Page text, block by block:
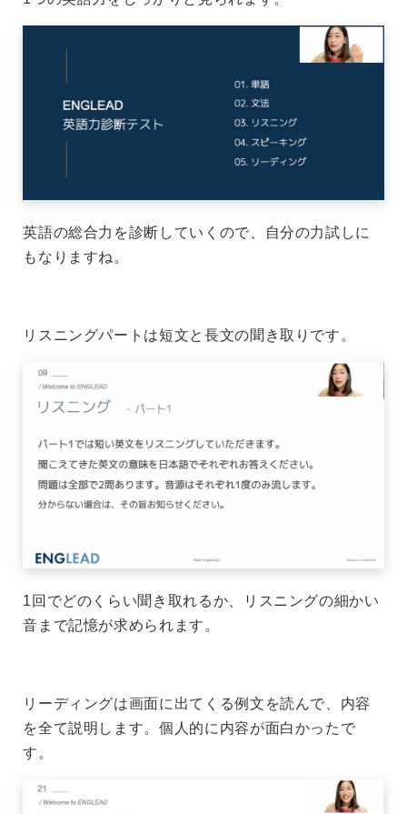
英語の総合力を診断していくので、自分の力試しに
もなりますね。
リスニングパートは短文と長文の聞き取りです。
1回でどのくらい聞き取れるか、リスニングの細かい
音まで記憶が求められます。
リーディングは画面に出てくる例文を読んで、内容
を全て説明します。個人的に内容が面白かったで
す。